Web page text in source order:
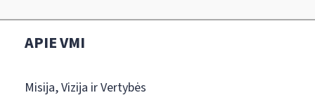
APIE VMI
Misija, Vizija ir Vertybės